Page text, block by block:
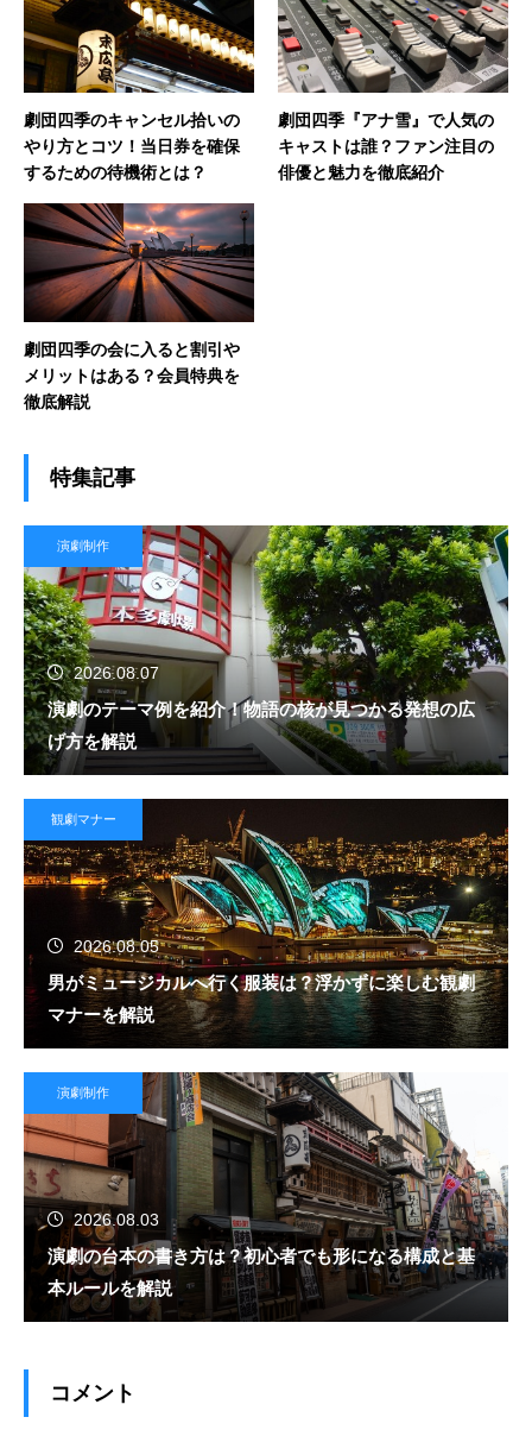
劇団四季のキャンセル拾いの
やり方とコツ！当日券を確保
するための待機術とは？
劇団四季『アナ雪』で人気の
キャストは誰？ファン注目の
俳優と魅力を徹底紹介
劇団四季の会に入ると割引や
メリットはある？会員特典を
徹底解説
特集記事
演劇制作
2026.08.07
演劇のテーマ例を紹介！物語の核が見つかる発想の広
げ方を解説
観劇マナー
2026.08.05
男がミュージカルへ行く服装は？浮かずに楽しむ観劇
マナーを解説
演劇制作
2026.08.03
演劇の台本の書き方は？初心者でも形になる構成と基
本ルールを解説
コメント